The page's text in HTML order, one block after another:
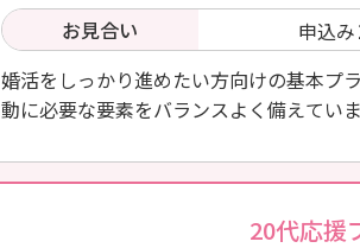
お見合い 申込み
婚活をしっかり進めたい方向けの基本プ
動に必要な要素をバランスよく備えていま
20代応援